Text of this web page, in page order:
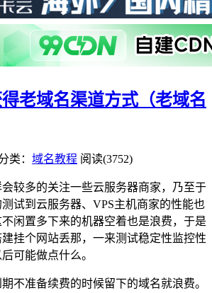
老域名渠道方式（老域名
类： 域名教程 阅读(3752)
较多的关注一些云服务器商家，乃至于
试到云服务器、VPS主机商家的性能也
闲置多下来的机器空着也是浪费，于是
挂个网站丢那，一来测试稳定性监控性
可能做点什么。
不准备续费的时候留下的域名就浪费。